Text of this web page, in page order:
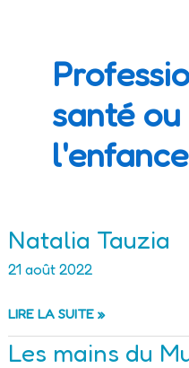
santé ou
l'enfance
Natalia Tauzia
21 août 2022
NATALIA
TAUZIA
LIRE LA SUITE »
Les mains du